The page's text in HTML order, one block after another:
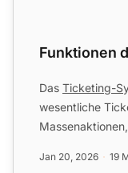
Funktionen
Das Ticketing-
wesentliche
Jan 20, 2026 19